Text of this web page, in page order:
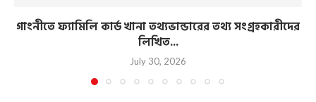
গাংনীতে ফ্যামিলি কার্ড খানা তথ্যভান্ডারের তথ্য সংগ্রহকারীদের
লিখিত...
July 30, 2026